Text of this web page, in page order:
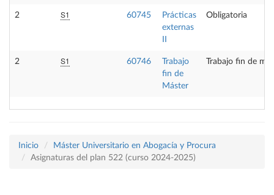
2 S1 60745
Prácticas
externas
Obligatoria
2 S1 60746
Trabajo
fin de
Máster
Trabajo fin de
Inicio
Máster Universitario en Abogacía y Procura
Asignaturas del plan 522 (curso 2024-2025)